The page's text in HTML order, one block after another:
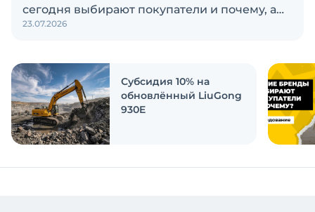
сегодня выбирают покупатели и почему, а
также кого считают лидерами рынка?
ответить на эти вопросы
23.07.2026
Субсидия 10% на
обновлённый LiuGong
930E